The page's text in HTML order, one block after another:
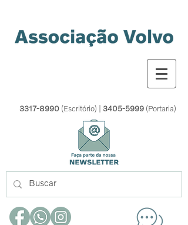
3317-8990 (Escritório) | 3405-5999(Portaria)